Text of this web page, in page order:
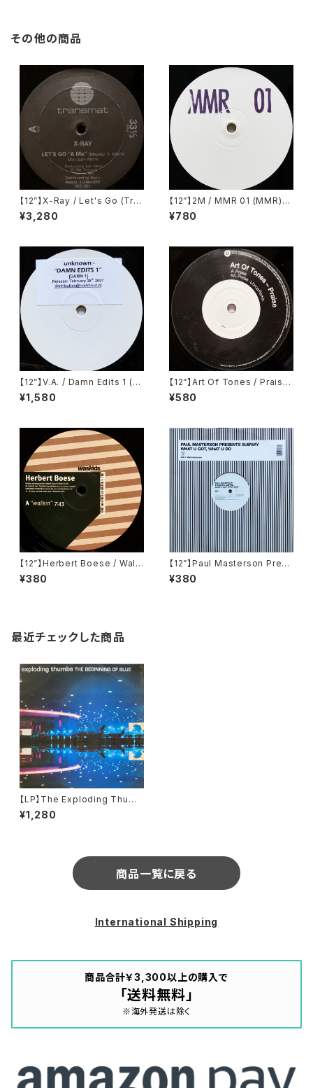
その他の商品
【12”】X-Ray / Let's Go (Tra
nsmat) (MS 001)
¥3,280
【12”】2M / MMR 01 (MMR)
(MMR 01)
¥780
【12”】V.A. / Damn Edits 1 (D
amn Edits) (DAMN 1)
¥1,580
【12”】Art Of Tones / Praise
(20:20 Vision) (VIS142)
¥580
【12”】Herbert Boese / Walki
n (Was Kids) (WK 10)
¥380
【12”】Paul Masterson Prese
nts Subway / What U Got,
What U Do (Southern Fried
¥380
最近チェックした商品
【LP】The Exploding Thumb
s / The Beginning Of Blue
(Holistic Recordings) (HOL
¥1,280
商品一覧に戻る
International Shipping
商品合計￥3,300以上の購入で
「送料無料」
※海外発送は除く